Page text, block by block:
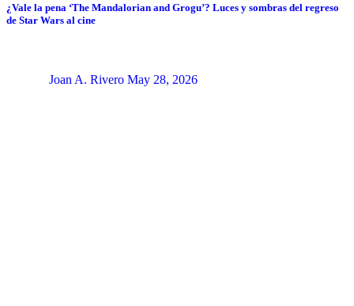
¿Vale la pena ‘The Mandalorian and Grogu’? Luces y sombras del regreso
de Star Wars al cine
Joan A. Rivero May 28, 2026